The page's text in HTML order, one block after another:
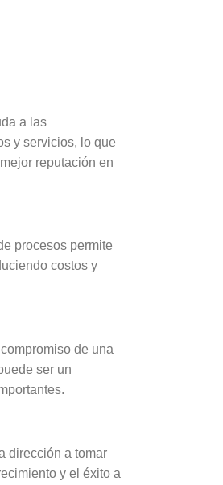
a las
y servicios, lo que
reputación en
procesos permite
costos y
de una
ser un
dirección a tomar
y el éxito a